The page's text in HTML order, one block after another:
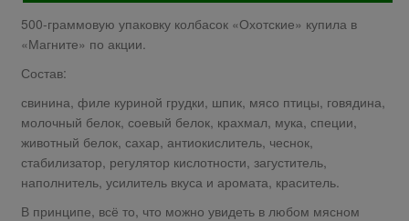
500-граммовую упаковку колбасок «Охотские» купила в
«Магните» по акции.
Состав:
свинина, филе куриной грудки, шпик, мясо птицы, говядина,
молочный белок, соевый белок, крахмал, мука, специи,
животный белок, сахар, антиокислитель, чеснок,
стабилизатор, регулятор кислотности, загуститель,
наполнитель, усилитель вкуса и аромата, краситель.
В принципе, всё то, что можно увидеть в любом мясном